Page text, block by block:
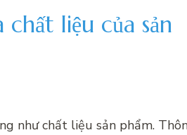
chất liệu của sản
như chất liệu sản phẩm.